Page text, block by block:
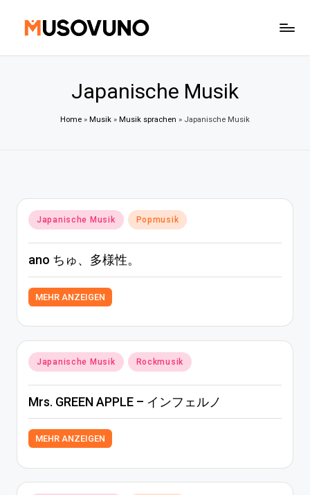
Japanische Musik
Home » Musik » Musik sprachen » Japanische Musik
Posted
in
Japanische Musik Popmusik
ano ちゅ、多様性。
MEHR ANZEIGEN
Posted
in
Japanische Musik Rockmusik
Mrs. GREEN APPLE – インフェルノ
MEHR ANZEIGEN